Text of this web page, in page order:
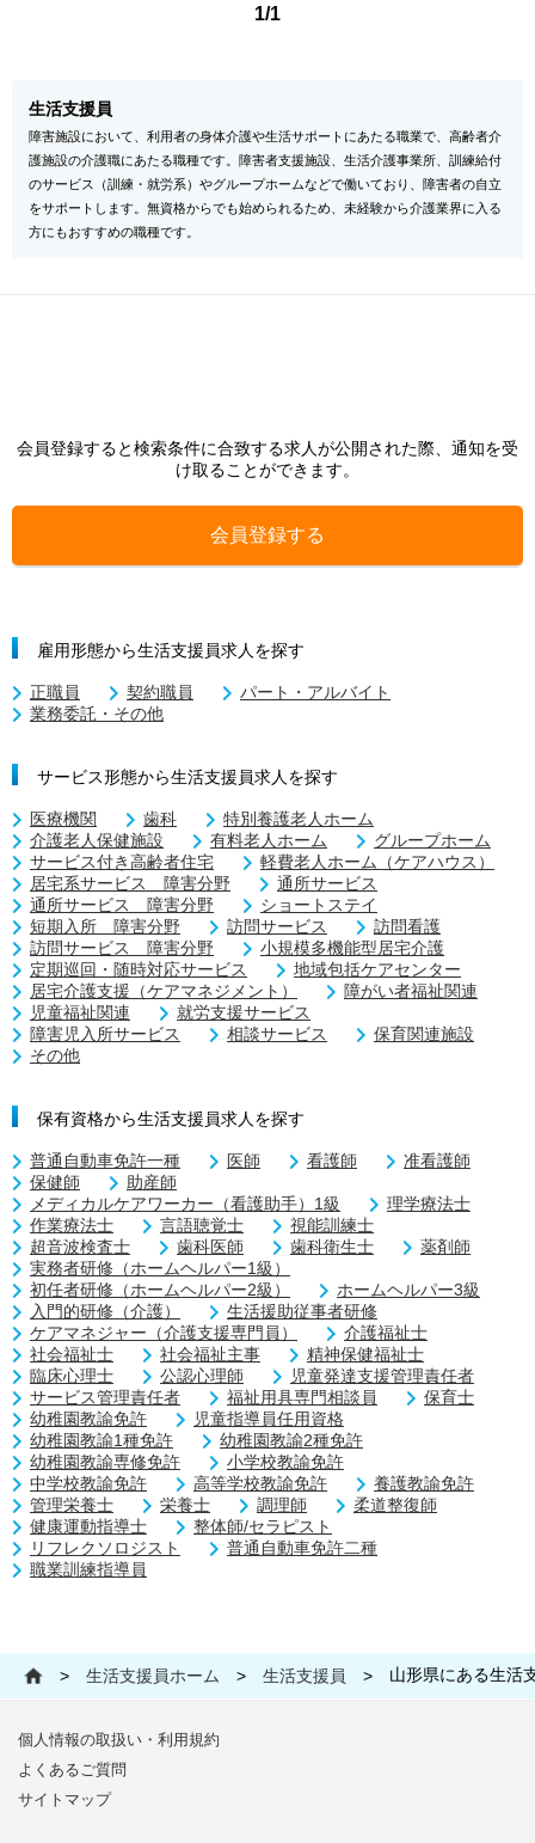
1/1
生活支援員
障害施設において、利用者の身体介護や生活サポートにあたる職業で、高齢者介
護施設の介護職にあたる職種です。障害者支援施設、生活介護事業所、訓練給付
のサービス（訓練・就労系）やグループホームなどで働いており、障害者の自立
をサポートします。無資格からでも始められるため、未経験から介護業界に入る
方にもおすすめの職種です。
会員登録すると検索条件に合致する求人が公開された際、通知を受
け取ることができます。
会員登録する
雇用形態から生活支援員求人を探す
正職員 契約職員
パート・アルバイト
業務委託・その他
サービス形態から生活支援員求人を探す
医療機関 歯科
特別養護老人ホーム
介護老人保健施設
有料老人ホーム
グループホーム
サービス付き高齢者住宅
軽費老人ホーム（ケアハウス）
居宅系サービス 障害分野
通所サービス
通所サービス 障害分野
ショートステイ
短期入所 障害分野
訪問サービス
訪問看護
訪問サービス 障害分野
小規模多機能型居宅介護
定期巡回・随時対応サービス
地域包括ケアセンター
居宅介護支援（ケアマネジメント）
障がい者福祉関連
児童福祉関連
就労支援サービス
障害児入所サービス
相談サービス
保育関連施設
その他
保有資格から生活支援員求人を探す
普通自動車免許一種 医師 看護師
准看護師
保健師
助産師
メディカルケアワーカー（看護助手）1級
理学療法士
作業療法士
言語聴覚士
視能訓練士
超音波検査士
歯科医師 歯科衛生士
薬剤師
実務者研修（ホームヘルパー1級）
初任者研修（ホームヘルパー2級）
ホームヘルパー3級
入門的研修（介護）
生活援助従事者研修
ケアマネジャー（介護支援専門員）
介護福祉士
社会福祉士
社会福祉主事
精神保健福祉士
臨床心理士
公認心理師
児童発達支援管理責任者
サービス管理責任者
福祉用具専門相談員
保育士
幼稚園教諭免許
児童指導員任用資格
幼稚園教諭1種免許
幼稚園教諭2種免許
幼稚園教諭専修免許
小学校教諭免許
中学校教諭免許
高等学校教諭免許
養護教諭免許
管理栄養士
栄養士 調理師
柔道整復師
健康運動指導士
整体師/セラピスト
リフレクソロジスト
普通自動車免許二種
職業訓練指導員
> 生活支援員ホーム > 生活支援員 > 山形県にある生活
個人情報の取扱い・利用規約
よくあるご質問
サイトマップ